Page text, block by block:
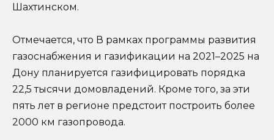
Шахтинском.
Отмечается, что В рамках программы развития
газоснабжения и газификации на 2021–2025 на
Дону планируется газифицировать порядка
22,5 тысячи домовладений. Кроме того, за эти
пять лет в регионе предстоит построить более
2000 км газопровода.